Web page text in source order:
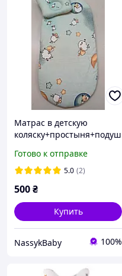
Матрас в детскую
коляску+простыня+подуш
Готово к отправке
5.0 (2)
500₴
Купить
NassykBaby 100%